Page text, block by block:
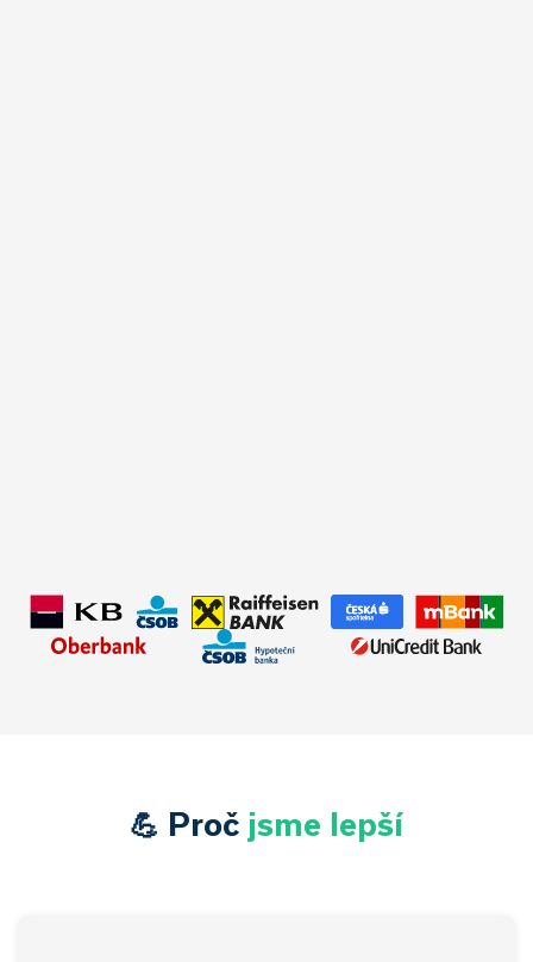
✅Úrok:
od 4,69 %
✅Hodnota nemovitosti:3 800 000 Kč
✅Doba splácení:
30 let
💪 Proč jsme lepší